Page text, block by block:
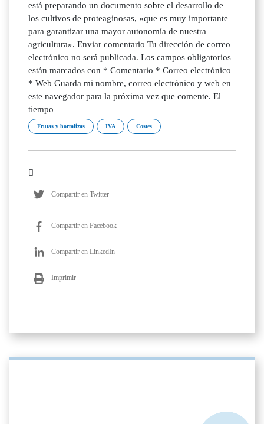
está preparando un documento sobre el desarrollo de
los cultivos de proteaginosas, «que es muy importante
para garantizar una mayor autonomía de nuestra
agricultura». Enviar comentario Tu dirección de correo
electrónico no será publicada. Los campos obligatorios
están marcados con * Comentario * Correo electrónico
* Web Guarda mi nombre, correo electrónico y web en
este navegador para la próxima vez que comente. El
tiempo
Frutas y hortalizas IVA Costes
Compartir en Twitter
Compartir en Facebook
Compartir en LinkedIn
Imprimir